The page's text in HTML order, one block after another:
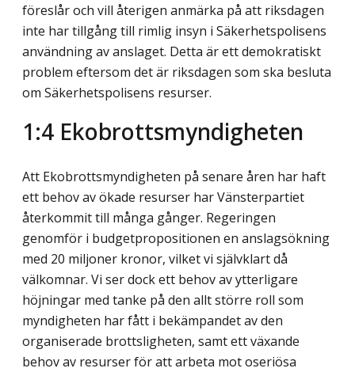
föreslår och vill återigen anmärka på att riksdagen
inte har tillgång till rimlig insyn i Säkerhetspolisens
användning av anslaget. Detta är ett demokratiskt
problem eftersom det är riksdagen som ska besluta
om Säkerhetspolisens resurser.
1:4 Ekobrottsmyndigheten
Att Ekobrottsmyndigheten på senare åren har haft
ett behov av ökade resurser har Vänsterpartiet
återkommit till många gånger. Regeringen
genomför i budgetpropositionen en anslagsökning
med 20 miljoner kronor, vilket vi självklart då
välkomnar. Vi ser dock ett behov av ytterligare
höjningar med tanke på den allt större roll som
myndigheten har fått i bekämpandet av den
organiserade brottsligheten, samt ett växande
behov av resurser för att arbeta mot oseriösa